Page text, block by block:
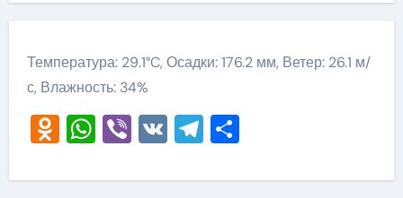
Температура: 29.1°C, Осадки: 176.2 мм, Ветер: 26.1 м/
с, Влажность: 34%
Odnoklassniki
WhatsApp
Viber
VKTelegram
Отправить